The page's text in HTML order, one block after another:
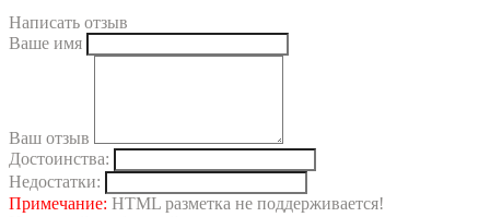
Написать отзыв
Ваше имя
Ваш отзыв
Достоинства:
Недостатки:
Примечание: HTML разметка не поддерживается!